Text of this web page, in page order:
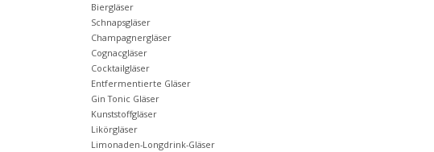
Biergläser
Schnapsgläser
Champagnergläser
Cognacgläser
Cocktailgläser
Entfermentierte Gläser
Gin Tonic Gläser
Kunststoffgläser
Likörgläser
Limonaden-Longdrink-Gläser